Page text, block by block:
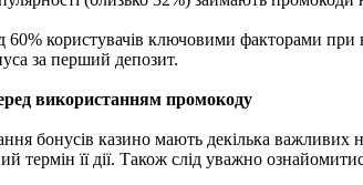
користувачів ключовими факторами
за перший депозит.
використанням промокоду
бонусів казино мають декілька
термін її дії. Також слід уважно